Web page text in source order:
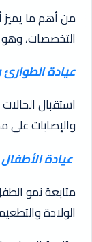
من أهم ما
التخصصات، وهو
عيادة
استقبال
والإصابات على
عيادة الأطفال
متابعة نمو
الولادة